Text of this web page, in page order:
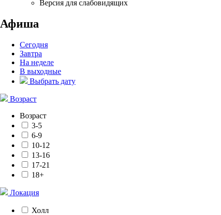
Версия для слабовидящих
Афиша
Сегодня
Завтра
На неделе
В выходные
Выбрать дату
Возраст
Возраст
3-5
6-9
10-12
13-16
17-21
18+
Локация
Холл